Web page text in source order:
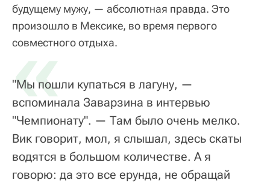
будущему мужу, — абсолютная правда. Это
произошло в Мексике, во время первого
совместного отдыха.
«
"Мы пошли купаться в лагуну, —
вспоминала Заварзина в интервью
"Чемпионату". — Там было очень мелко.
Вик говорит, мол, я слышал, здесь скаты
водятся в большом количестве. А я
говорю: да это все ерунда, не обращай